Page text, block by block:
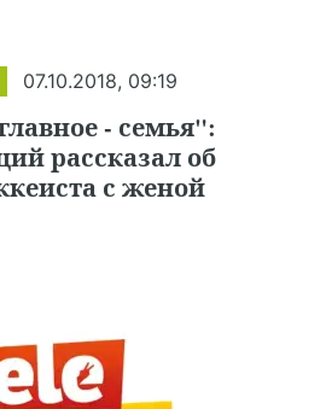
07.10.2018, 09:19
- семья":
рассказал об
с женой